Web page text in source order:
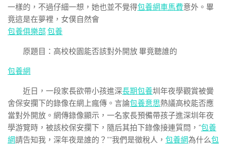
一樣的，不過仔細一想，她也並不覺得包養網車馬費意外。畢
竟這是在夢裡，女僕自然會
包養俱樂部 包養
原題目：高校校園能否該對外開放 畢竟聽誰的
包養網
近日，一段家長欲帶小孩進深長期包養圳年夜學觀賞被黌
舍保安攔下的錄像在網上瘋傳。言論包養意思熱議高校能否應
當對外開放。網傳錄像顯示，一名家長預備帶孩子進深圳年夜
學游覽時，被該校保安攔下，隨后其拍下錄像接連質問，“包養
網請告知我，深年夜是誰的？”“我們是徵稅人， 包養網為什么包